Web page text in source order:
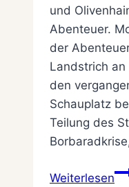
und
Abenteuer.
der
Landstrich
den
Schauplatz
Teilung des
Weiterlesen